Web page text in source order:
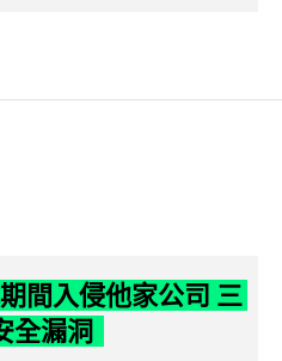
間入侵他家公司 三
全漏洞